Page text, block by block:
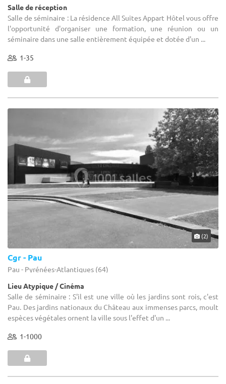
Salle de réception
Salle de séminaire : La résidence All Suites Appart Hôtel vous offre
l'opportunité d'organiser une formation, une réunion ou un
séminaire dans une salle entièrement équipée et dotée d'un ...
1-35
(2)
Cgr - Pau
Pau - Pyrénées-Atlantiques (64)
Lieu Atypique / Cinéma
Salle de séminaire : S'il est une ville où les jardins sont rois, c'est
Pau. Des jardins nationaux du Château aux immenses parcs, moult
espèces végétales ornent la ville sous l'effet d'un ...
1-1000